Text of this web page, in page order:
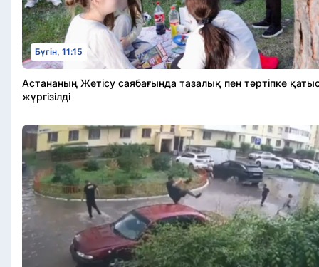
Бүгін, 11:15
Астананың Жетісу саябағында тазалық пен тәртіпке
жүргізілді